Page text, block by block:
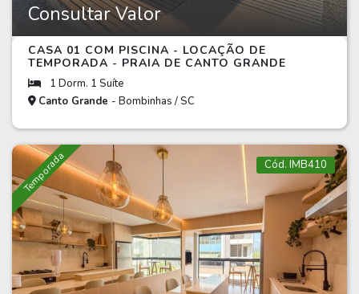
Consultar Valor
CASA 01 COM PISCINA - LOCAÇÃO DE
TEMPORADA - PRAIA DE CANTO GRANDE
1 Dorm. 1 Suíte
Canto Grande - Bombinhas / SC
Temporada Cód. IMB410